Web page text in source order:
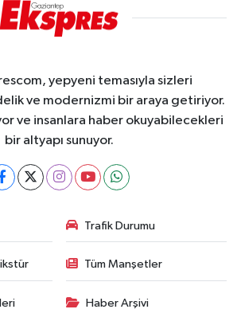
yepyeni temasıyla sizleri
ve modernizmi bir araya getiriyor.
ve insanlara haber okuyabilecekleri
bir altyapı sunuyor.
Trafik Durumu
Tüm Manşetler
Haber Arşivi